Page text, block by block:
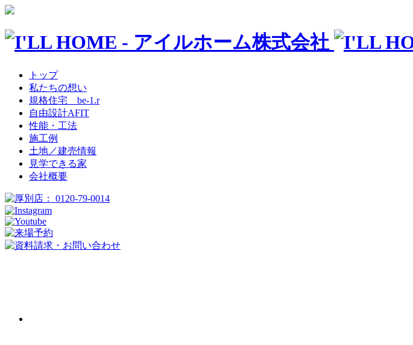
トップ
私たちの想い
規格住宅 be-1.r
自由設計AFIT
性能・工法
施工例
土地／建売情報
見学できる家
会社概要